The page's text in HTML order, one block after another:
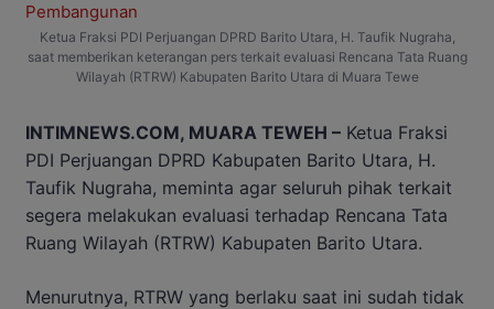
Ketua Fraksi PDI Perjuangan DPRD Barito Utara, H. Taufik Nugraha,
saat memberikan keterangan pers terkait evaluasi Rencana Tata Ruang
Wilayah (RTRW) Kabupaten Barito Utara di Muara Tewe
INTIMNEWS.COM, MUARA TEWEH – Ketua Fraksi
PDI Perjuangan DPRD Kabupaten Barito Utara, H.
Taufik Nugraha, meminta agar seluruh pihak terkait
segera melakukan evaluasi terhadap Rencana Tata
Ruang Wilayah (RTRW) Kabupaten Barito Utara.
Menurutnya, RTRW yang berlaku saat ini sudah tidak